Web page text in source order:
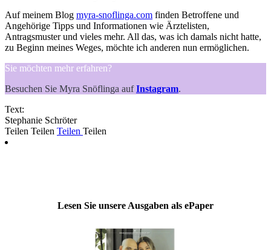
Auf meinem Blog myra-snoflinga.com finden Betroffene und
Angehörige Tipps und Informationen wie Ärztelisten,
Antragsmuster und vieles mehr. All das, was ich damals nicht hatte,
zu Beginn meines Weges, möchte ich anderen nun ermöglichen.
Sie möchten mehr erfahren?
Besuchen Sie Myra Snöflinga aufInstagram.
Text:
Stephanie Schröter
Teilen Teilen Teilen Teilen
Lesen Sie unsere Ausgaben als ePaper